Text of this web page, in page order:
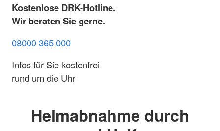
Kostenlose DRK-Hotline.
Wir beraten Sie gerne.
08000 365 000
Infos für Sie kostenfrei
rund um die Uhr
Helmabnahme durch